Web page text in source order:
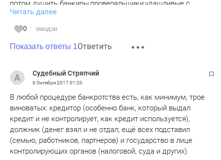
потом душить банкиры,проверяльщики,удащливые с
бандитами и оборотнями захватившие земли и которые их
используют не по назначению как в моем случае! А глава
района вместе с силовиками за одно с удащливыми и
бандитами кто рушит мои птичники, фруктовый сад и
тролли купите хотя бы 20 коров ,переедьте в деревню,а я
посмотрю как вы будете писать комменты! Не защищаю
,оборотней в погонах тоже хочется иногда взять вилы и
насадить их чтобы другим было не повадно! Единственная
надежда на Минниханова,Нафикова и Николаева что они
когда нибудь кончат в республике беспредел с
оборотнями,чиновниками и бандитами кто нам не дает
жить и работать в Татарстане! Но надежды таят каждый
Читать далее
0 эмодзи
Показать ответы 1Ответить
Судебный Стряпчий
6 Октября 201701:20
В любой процедуре банкротства есть, как минимум, трое
виноватых: кредитор (особенно банк, который выдал
кредит и не контролирует, как кредит используется),
должник (денег взял и не отдал, ещё всех подставил
(семью, работников, партнеров) и государство в лице
контролирующих органов (налоговой, суда и других).